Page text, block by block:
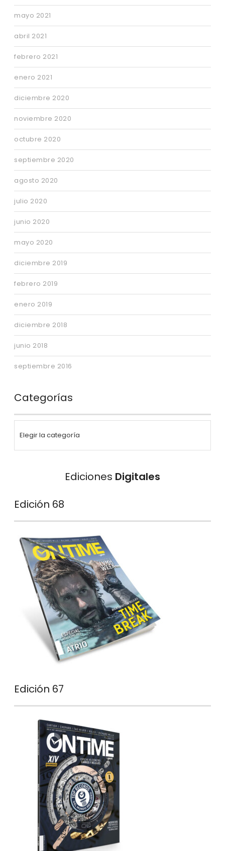
mayo 2021
abril 2021
febrero 2021
enero 2021
diciembre 2020
noviembre 2020
octubre 2020
septiembre 2020
agosto 2020
julio 2020
junio 2020
mayo 2020
diciembre 2019
febrero 2019
enero 2019
diciembre 2018
junio 2018
septiembre 2016
Categorías
Ediciones Digitales
Edición 68
Edición 67